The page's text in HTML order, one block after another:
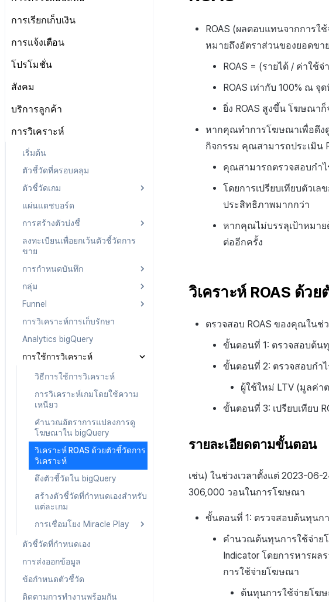
เจ้าของ, สิทธิ์ผู้ดูแลระบบ
สิทธิ์สมาชิก
สิทธิ์การประมวลผลข้อมูลส่วน
บุคคล
แดชบอร์ด
แผน
ข้อมูลการชำระเงิน
ชำระเงิน
ตั้งค่าคีย์รักษาความปลอดภัย
เกี่ยวกับข้อกำหนด
การตั้งค่ากลุ่มข้อกำหนด
เกี่ยวกับการตั้งค่ากลุ่มข้อ
กลุ่มข้อกำหนดในการให้
การจัดการเนื้อหา
ป๊อปอัปประกาศ
การกำหนดค่าทางไกล
การตั้งค่าการเข้าถึงเว็บวิว
ตั้งค่าการเช็คอิน
เว็บ
จัดการผู้ใช้
ประเทศ
การตรวจสอบ Google และการ
แยกกัน
การจัดการอุปกรณ์
การใช้ที่ถูกระงับ
ลงทะเบียนประเภทการใช้ที่ถูกระงับ
ลงทะเบียนเซิร์ฟเวอร์เกมที่ถูกระงับ
ลบผู้ใช้ทั้งหมด
การเข้าสู่ระบบผ่านเว็บ
การเรียกเก็บเงิน
การตั้งค่าร้านค้า
การตั้งค่าบริการเพิ่มเติม
การลงทะเบียนรายการ
ข้อความที่ส่งรายการ
คูปอง
ค้นหาประวัติการซื้อของพนักงาน
ตั้งค่าการระบุเป้าหมาย
การยกเลิก·การคืนเงิน
การแจ้งเตือน
การจัดการใบรับรองการส่ง
การตั้งค่าใบรับรองการส่ง
ข้อความ
Push v4
เกี่ยวกับ Push v4
แดชบอร์ด
ข้อความ
ลงทะเบียนข้อมูลเป้าหมาย
รายการโทเค็น
การจัดการเทมเพลต
เกี่ยวกับการจัดการเทมเพลต
การตั้งค่าการส่งข้อมูล
โปรโมชั่น
การตั้งค่าโปรโมชั่น
การลงทะเบียนและการจัดการ
แบนเนอร์กิจกรรม
การลงทะเบียนและการจัดการ
แบนเนอร์สื่อ
การลงทะเบียนแบนเนอร์หมุน
การลงทะเบียนแบนเนอร์จุด
การลงทะเบียนมุมมองที่กำหนดเอง
กระดานที่กำหนดเอง
แคมเปญเชิญ
การใช้วิดีโอ YouTube
การมีส่วนร่วมของผู้ใช้
เกี่ยวกับการมีส่วนร่วมของผู้ใช้
การจัดการลิงก์ในรายละเอียด
การจัดการลิงก์โดยตรง
ตัวบ่งชี้สมรรถนะลิงก์โดยตรง
โฆษณาข้ามโปรโมชั่น
เกี่ยวกับการส่งเสริมการขาย
ข้าม
ลงทะเบียนโฆษณา
จัดการโฆษณา
จัดการรหัสผู้โฆษณา
รายงาน
การตั้งถิ่นฐานค่าใช้จ่ายโฆษณา
การสร้างรายได้จากการส่งเสริม
การขายข้าม
เกี่ยวกับการสร้างรายได้
การตั้งค่าการสร้างรายได้
รายงาน
การนับรายได้จากโฆษณา
สังคม
ประกาศ
บริการลูกค้า
เริ่มต้น
การตั้งค่าผู้ดูแลระบบ
ติดต่อ
รายชื่อผู้ติดต่อ
การลงทะเบียนเทมเพลต
การวิเคราะห์คำปรึกษา
การประเมินความพึงพอใจ
การตั้งค่าบัญชี
ลงทะเบียนบัญชีใหม่
รายการอีเมล
การลงทะเบียนอีเมลขยะ
ตอบกลับเฉพาะการติดต่อ
จัดการการคืนเงิน
การวิเคราะห์
เริ่มต้น
ตัวชี้วัดที่ครอบคลุม
ตัวชี้วัดเกม
เกี่ยวกับตัวชี้วัดเกม
ตัวชี้วัดการวิเคราะห์การเล่นเกม
ตัวชี้วัดการจำแนกผู้ใช้
จำแนกผู้ใช้
แผ่นแดชบอร์ด
การสร้างตัวบ่งชี้
เกี่ยวกับการสร้างพื้นผิวโลก
ลงทะเบียนเพื่อยกเว้นตัวชี้วัดการ
ขาย
การกำหนดบันทึก
วิธีการใช้การกำหนดบันทึก
บันทึกพื้นฐาน
เกี่ยวกับบันทึกพื้นฐาน
ผู้ใช้
บันทึกผู้ใช้
บันทึกการเข้าสู่ระบบ
บันทึกขั้นตอนการเข้าสู่
บันทึกการถอนผู้ใช้
บันทึกการติดตั้งและ
อัปเดตแอป
บันทึกการเข้าถึงพร้อมกัน
การขาย
บันทึกการขาย
บันทึกการซื้อผลิตภัณฑ์ที่
บันทึกการซื้อผลิตภัณฑ์
สมัครสมาชิก
บันทึกการคืนเงิน
การโฆษณา
บันทึกการโฆษณา
MMP
บันทึก Appsflyer
บันทึก Adjust
บบันทึก Singular
แคมเปญ
บันทึกแคมเปญ
บันทึกการเปิดการแจ้ง
เตือน
บันทึกการส่งการแจ้ง
เตือน
บันทึกการติดตั้งการส่ง
เสริมการขาย
บันทึกการคลิกข้ามการ
บันทึก CPI v2 ของการส่ง
เสริมการขาย
บันทึกการเปิดการส่ง
เสริมการขาย
อื่นๆ
pub_device_info
บันทึกเกม
เกี่ยวกับบันทึกเกม
บันทึกคุณสมบัติผู้ใช้ที่กำหนด
เกม
เกมระดับสูง
บันทึกการวิเคราะห์การเล่น
เกมสกุลเงิน
บันทึกการคลิกในร้านค้าเกม
สำหรับการวิเคราะห์การเล่น
เกม
บันทึกเนื้อหาการวิเคราะห์
กลุ่ม
วิธีการใช้กลุ่ม
กลุ่ม (เวอร์ชันเก่า)
การกำหนดเป้าหมาย
Funnel
Funnel
Funnel(new)
การวิเคราะห์การเก็บรักษา
Analytics bigQuery
การใช้การวิเคราะห์
วิธีการใช้การวิเคราะห์
การวิเคราะห์เกมโดยใช้ความ
เหนียว
คำนวณอัตราการแปลงการดู
โฆษณาใน bigQuery
วิเคราะห์ ROAS ด้วยตัวชี้วัดการ
วิเคราะห์
ดึงตัวชี้วัดใน bigQuery
สร้างตัวชี้วัดที่กำหนดเองสำหรับ
แต่ละเกม
การเชื่อมโยง Miracle Play
การเชื่อมโยง Miracle Play
ภาพรวมการเชื่อมต่อระบบ
ตัวชี้วัดที่กำหนดเอง
การส่งออกข้อมูล
ข้อกำหนดตัวชี้วัด
ติดตามการทำงานพร้อมกัน
ROAS (ผลตอบแทนจากการ
หมายถึงอัตราส่วนของยอดข
ROAS = (รายได้ / ค่าใช้
ROAS เท่ากับ 100% ณ
ยิ่ง ROAS สูงขึ้น โฆษณา
หากคุณทำการโฆษณาเพื่อดึงดู
กิจกรรม คุณสามารถประเมิน
คุณสามารถตรวจสอบกำ
โดยการเปรียบเทียบตัว
ประสิทธิภาพมากกว่า
หากคุณไม่บรรลุเป้าหมา
ต่ออีกครั้ง
วิเคราะห์ ROAS ด้ว
ตรวจสอบ ROAS ของคุณในช่
ขั้นตอนที่ 1: ตรวจสอบต้น
ขั้นตอนที่ 2: ตรวจสอบกำ
ผู้ใช้ใหม่ LTV (มูลค่า
ขั้นตอนที่ 3: เปรียบเทียบ
รายละเอียดตามขั้นตอน
เช่น) ในช่วงเวลาตั้งแต่ 2023-
306,000 วอนในการโฆษณา
ขั้นตอนที่ 1: ตรวจสอบต้นทุนก
คำนวณต้นทุนการใช้จ่ายโ
Indicator โดยการหารผ
การใช้จ่ายโฆษณา
ต้นทุนการใช้จ่ายโฆ